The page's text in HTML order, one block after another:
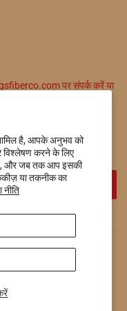
है, आपके अनुभव को
विश्लेषण करने के लिए
और जब तक आप इसकी
या तकनीक का
नीति
पर संपर्क करें या
आपके इनबॉक्स में.
द्वारा संचालित